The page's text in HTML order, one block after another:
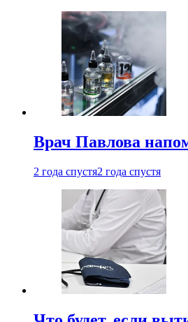
Врач Павлова
2 года спустя2 года спустя